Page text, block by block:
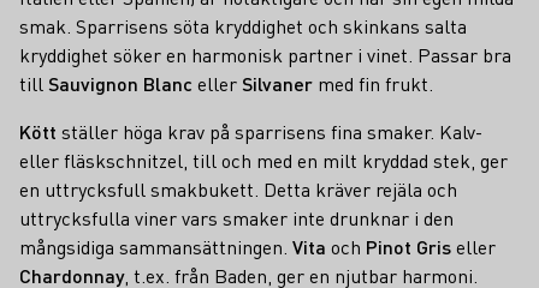
smak. Sparrisens söta kryddighet och skinkans salta
kryddighet söker en harmonisk partner i vinet. Passar bra
till Sauvignon Blanc ellerSilvaner med fin frukt.
Kött ställer höga krav på sparrisens fina smaker. Kalv-
eller fläskschnitzel, till och med en milt kryddad stek, ger
en uttrycksfull smakbukett. Detta kräver rejäla och
uttrycksfulla viner vars smaker inte drunknar i den
mångsidiga sammansättningen. Vita och Pinot Griseller
Chardonnay, t.ex. från Baden, ger en njutbar harmoni.